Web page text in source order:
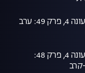
האח הגדול, עונה 4, פרק 49: ערב
האח הגדול, עונה 4, פרק 48:
קרב